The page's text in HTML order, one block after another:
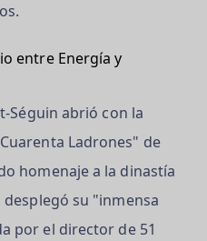
entre Energía y
Séguin abrió con la
Ladrones" de
homenaje a la dinastía
desplegó su "inmensa
por el director de 51